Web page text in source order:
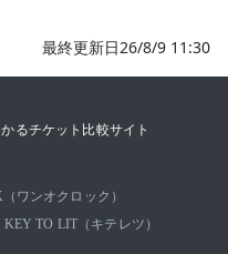
最終更新日26/8/9 11:30
るチケット比較サイト
ワンオクロック）
KEY TO LIT（キテレツ）